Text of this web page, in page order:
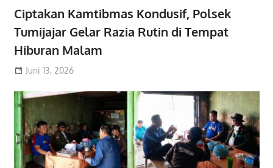
Ciptakan Kamtibmas Kondusif, Polsek
Tumijajar Gelar Razia Rutin di Tempat
Hiburan Malam
Juni 13, 2026